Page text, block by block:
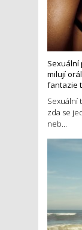
Sexuální
milují
fantazie
Sexuální
zda se
neb...